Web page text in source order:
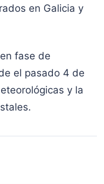
en Galicia y
fase de
el pasado 4 de
y la